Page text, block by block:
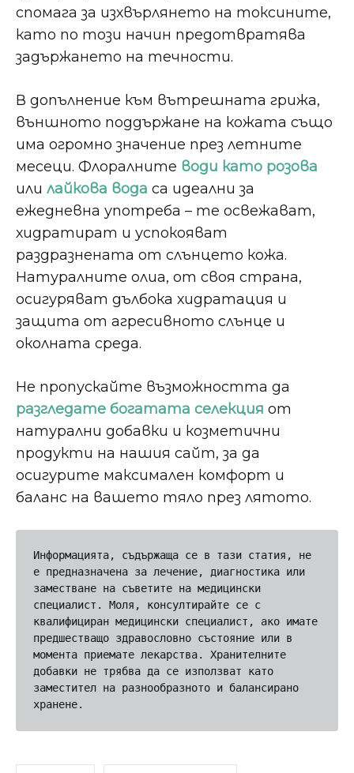
спомага за изхвърлянето на токсините,
като по този начин предотвратява
задържането на течности.
В допълнение към вътрешната грижа,
външното поддържане на кожата също
има огромно значение през летните
месеци. Флоралните води като розова
или лайкова вода са идеални за
ежедневна употреба – те освежават,
хидратират и успокояват
раздразнената от слънцето кожа.
Натуралните олиа, от своя страна,
осигуряват дълбока хидратация и
защита от агресивното слънце и
околната среда.
Не пропускайте възможността да
разгледате богатата селекция от
натурални добавки и козметични
продукти на нашия сайт, за да
осигурите максимален комфорт и
баланс на вашето тяло през лятото.
Информацията, съдържаща се в тази статия, не
е предназначена за лечение, диагностика или
заместване на съветите на медицински
специалист. Моля, консултирайте се с
квалифициран медицински специалист, ако имате
предшестващо здравословно състояние или в
момента приемате лекарства. Хранителните
добавки не трябва да се използват като
заместител на разнообразното и балансирано
хранене.